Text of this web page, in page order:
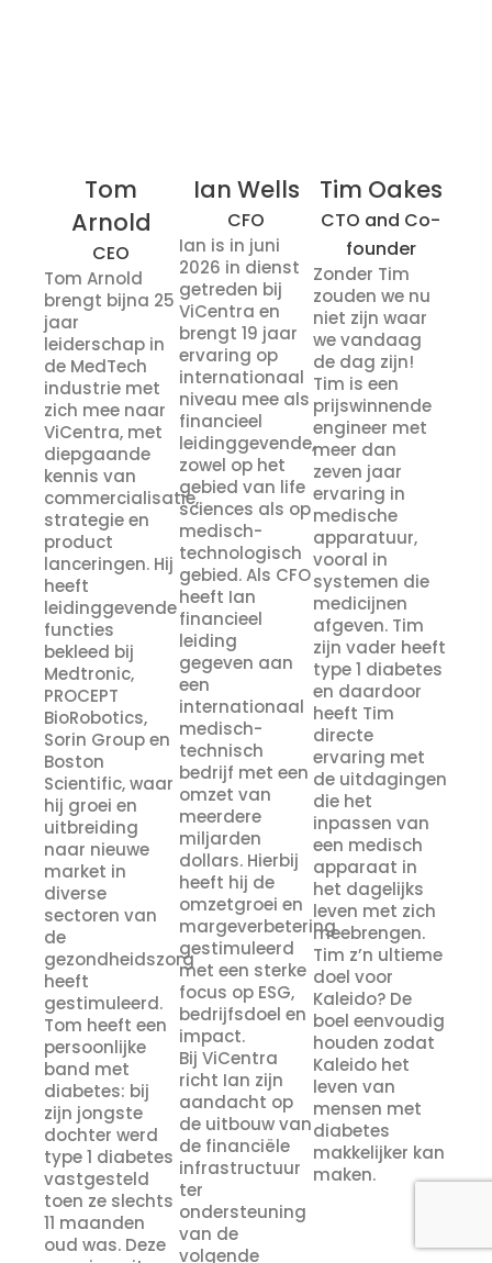
Tom
Arnold
CEO
Tom Arnold
brengt bijna 25
jaar
leiderschap in
de MedTech
industrie met
zich mee naar
ViCentra, met
diepgaande
kennis van
commercialisatie,
strategie en
product
lanceringen. Hij
heeft
leidinggevende
functies
bekleed bij
Medtronic,
PROCEPT
BioRobotics,
Sorin Group en
Boston
Scientific, waar
hij groei en
uitbreiding
naar nieuwe
market in
diverse
sectoren van
de
gezondheidszorg
heeft
gestimuleerd.
Tom heeft een
persoonlijke
band met
diabetes: bij
zijn jongste
dochter werd
type 1 diabetes
vastgesteld
toen ze slechts
11 maanden
oud was. Deze
Ian Wells
CFO
Ian is in juni
2026 in dienst
getreden bij
ViCentra en
brengt 19 jaar
ervaring op
internationaal
niveau mee als
financieel
leidinggevende,
zowel op het
gebied van life
sciences als op
medisch-
technologisch
gebied. Als CFO
heeft Ian
financieel
leiding
gegeven aan
een
internationaal
medisch-
technisch
bedrijf met een
omzet van
meerdere
miljarden
dollars. Hierbij
heeft hij de
omzetgroei en
margeverbetering
gestimuleerd
met een sterke
focus op ESG,
bedrijfsdoel en
impact.
Bij ViCentra
richt Ian zijn
aandacht op
de uitbouw van
de financiële
infrastructuur
ter
ondersteuning
van de
volgende
Tim Oakes
CTO and Co-
founder
Zonder Tim
zouden we nu
niet zijn waar
we vandaag
de dag zijn!
Tim is een
prijswinnende
engineer met
meer dan
zeven jaar
ervaring in
medische
apparatuur,
vooral in
systemen die
medicijnen
afgeven. Tim
zijn vader heeft
type 1 diabetes
en daardoor
heeft Tim
directe
ervaring met
de uitdagingen
die het
inpassen van
een medisch
apparaat in
het dagelijks
leven met zich
meebrengen.
Tim z’n ultieme
doel voor
Kaleido? De
boel eenvoudig
houden zodat
Kaleido het
leven van
mensen met
diabetes
makkelijker kan
maken.